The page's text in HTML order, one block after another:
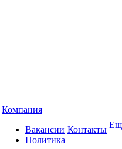
Компания
Вакансии
Политика
Контакты